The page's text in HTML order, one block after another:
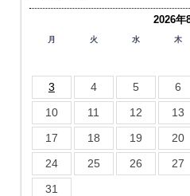
2026年
月 火 水 木
3
4 5 6
10
11 12 13
17
18 19 20
24
25 26 27
31